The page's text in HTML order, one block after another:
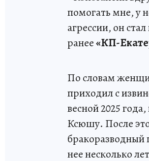
помогать мне, у
агрессии, он
ранее«КП-
По словам
приходил с
весной 2025
Ксюшу. После
бракоразводный
нее несколько